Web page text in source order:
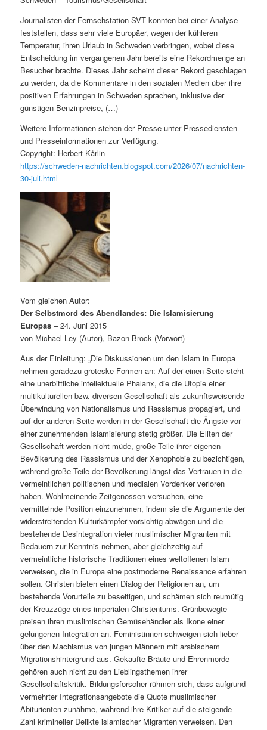
Journalisten der Fernsehstation SVT konnten bei einer Analyse
feststellen, dass sehr viele Europäer, wegen der kühleren
Temperatur, ihren Urlaub in Schweden verbringen, wobei diese
Entscheidung im vergangenen Jahr bereits eine Rekordmenge an
Besucher brachte. Dieses Jahr scheint dieser Rekord geschlagen
zu werden, da die Kommentare in den sozialen Medien über ihre
positiven Erfahrungen in Schweden sprachen, inklusive der
günstigen Benzinpreise, (…)
Weitere Informationen stehen der Presse unter Pressediensten
und Presseinformationen zur Verfügung.
Copyright: Herbert Kårlin
https://schweden-nachrichten.blogspot.com/2026/07/nachrichten-
30-juli.html
Vom gleichen Autor:
Der Selbstmord des Abendlandes: Die Islamisierung
Europas – 24. Juni 2015
von Michael Ley (Autor), Bazon Brock (Vorwort)
Aus der Einleitung: „Die Diskussionen um den Islam in Europa
nehmen geradezu groteske Formen an: Auf der einen Seite steht
eine unerbittliche intellektuelle Phalanx, die die Utopie einer
multikulturellen bzw. diversen Gesellschaft als zukunftsweisende
Überwindung von Nationalismus und Rassismus propagiert, und
auf der anderen Seite werden in der Gesellschaft die Ängste vor
einer zunehmenden Islamisierung stetig größer. Die Eliten der
Gesellschaft werden nicht müde, große Teile ihrer eigenen
Bevölkerung des Rassismus und der Xenophobie zu bezichtigen,
während große Teile der Bevölkerung längst das Vertrauen in die
vermeintlichen politischen und medialen Vordenker verloren
haben. Wohlmeinende Zeitgenossen versuchen, eine
vermittelnde Position einzunehmen, indem sie die Argumente der
widerstreitenden Kulturkämpfer vorsichtig abwägen und die
bestehende Desintegration vieler muslimischer Migranten mit
Bedauern zur Kenntnis nehmen, aber gleichzeitig auf
vermeintliche historische Traditionen eines weltoffenen Islam
verweisen, die in Europa eine postmoderne Renaissance erfahren
sollen. Christen bieten einen Dialog der Religionen an, um
bestehende Vorurteile zu beseitigen, und schämen sich reumütig
der Kreuzzüge eines imperialen Christentums. Grünbewegte
preisen ihren muslimischen Gemüsehändler als Ikone einer
gelungenen Integration an. Feministinnen schweigen sich lieber
über den Machismus von jungen Männern mit arabischem
Migrationshintergrund aus. Gekaufte Bräute und Ehrenmorde
gehören auch nicht zu den Lieblingsthemen ihrer
Gesellschaftskritik. Bildungsforscher rühmen sich, dass aufgrund
vermehrter Integrationsangebote die Quote muslimischer
Abiturienten zunähme, während ihre Kritiker auf die steigende
Zahl krimineller Delikte islamischer Migranten verweisen. Den